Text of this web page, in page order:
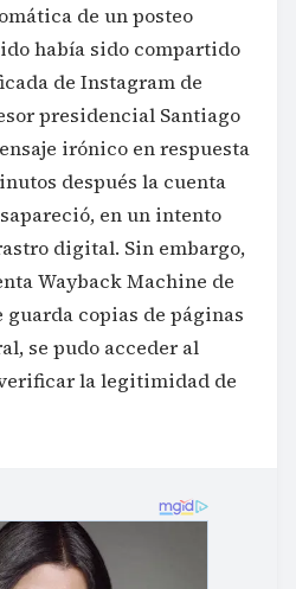
de un posteo
había sido compartido
de Instagram de
presidencial Santiago
irónico en respuesta
después la cuenta
en un intento
digital. Sin embargo,
Wayback Machine de
copias de páginas
se pudo acceder al
la legitimidad de